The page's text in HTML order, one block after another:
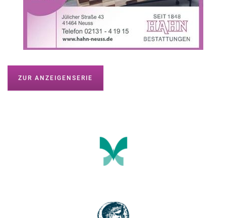
ZUR ANZEIGENSERIE